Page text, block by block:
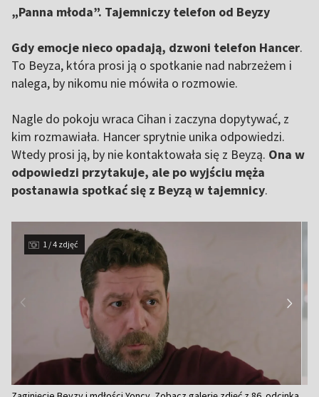
„Panna młoda”. Tajemniczy telefon od Beyzy
Gdy emocje nieco opadają, dzwoni telefon Hancer.
To Beyza, która prosi ją o spotkanie nad nabrzeżem i
nalega, by nikomu nie mówiła o rozmowie.
Nagle do pokoju wraca Cihan i zaczyna dopytywać, z
kim rozmawiała. Hancer sprytnie unika odpowiedzi.
Wtedy prosi ją, by nie kontaktowała się z Beyzą. Ona w
odpowiedzi przytakuje, ale po wyjściu męża
postanawia spotkać się z Beyzą w tajemnicy.
1 / 4 zdjęć
Item